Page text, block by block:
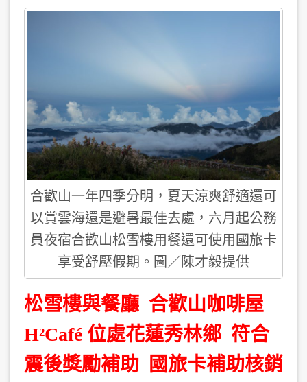
合歡山一年四季分明，夏天涼爽舒適還可
以賞雲海還是避暑最佳去處，六月起公務
員夜宿合歡山松雪樓用餐還可使用國旅卡
享受舒壓假期。圖／陳才毅提供
松雪樓與餐廳 合歡山咖啡屋
H²Café 位處花蓮秀林鄉 符合
震後獎勵補助 國旅卡補助核銷